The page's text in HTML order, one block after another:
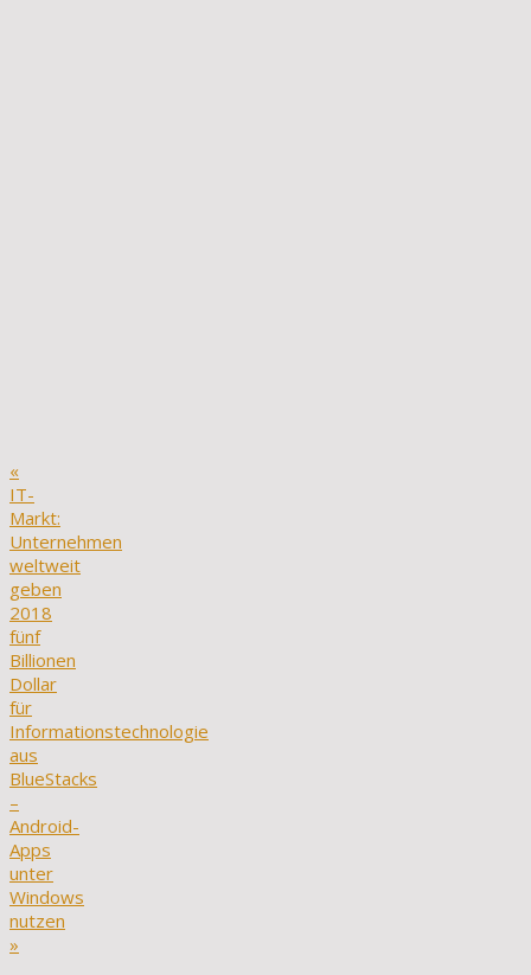
«
IT-
Markt:
Unternehmen
weltweit
geben
2018
fünf
Billionen
Dollar
für
Informationstechnologie
aus
BlueStacks
–
Android-
Apps
unter
Windows
nutzen
»